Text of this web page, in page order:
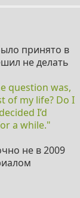
принято в
не делать
question was,
of my life? Do I
I’d
a while."
не в 2009